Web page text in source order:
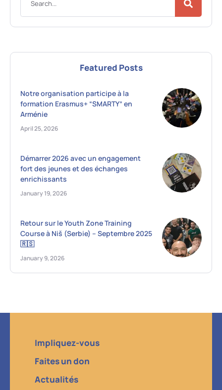
Featured Posts
Notre organisation participe à la
formation Erasmus+ “SMARTY” en
Arménie
April 25, 2026
Démarrer 2026 avec un engagement
fort des jeunes et des échanges
enrichissants
January 19, 2026
Retour sur le Youth Zone Training
Course à Niš (Serbie) – Septembre 2025
🇷🇸
January 9, 2026
Impliquez-vous
Faites un don
Actualités